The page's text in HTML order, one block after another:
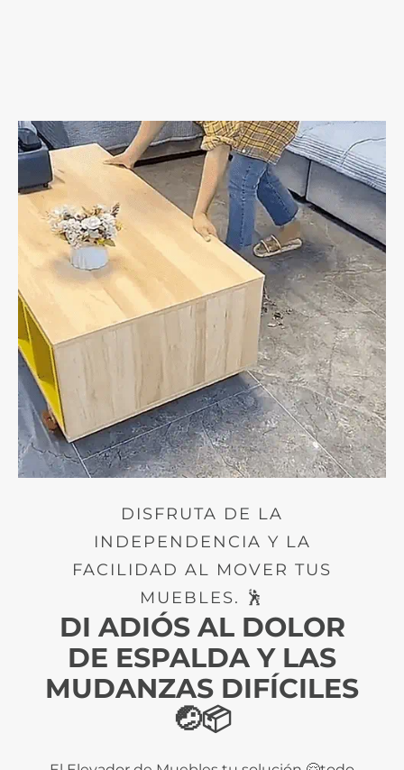
DISFRUTA DE LA
INDEPENDENCIA Y LA
FACILIDAD AL MOVER TUS
MUEBLES. 🕺
DI ADIÓS AL DOLOR
DE ESPALDA Y LAS
MUDANZAS DIFÍCILES
🤕📦